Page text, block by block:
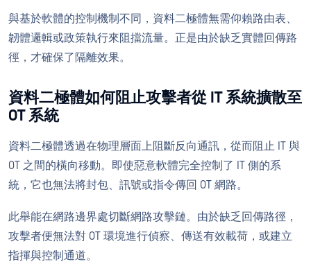
與基於軟體的控制機制不同，資料二極體無需仰賴路由表、
韌體邏輯或政策執行來阻擋流量。正是由於缺乏實體回傳路
徑，才確保了隔離效果。
資料二極體如何阻止攻擊者從 IT 系統擴散至
OT 系統
資料二極體透過在物理層面上阻斷反向通訊，從而阻止 IT 與
OT 之間的橫向移動。即使惡意軟體完全控制了 IT 側的系
統，它也無法將封包、訊號或指令傳回 OT 網路。
此舉能在網路邊界處切斷網路攻擊鏈。由於缺乏回傳路徑，
攻擊者便無法對 OT 環境進行偵察、傳送有效載荷，或建立
指揮與控制通道。